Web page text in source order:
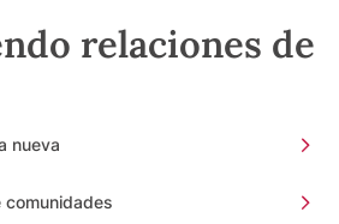
relaciones de
nueva
comunidades